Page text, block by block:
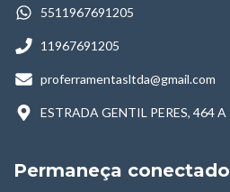
5511967691205
11967691205
proferramentasltda@gmail.com
ESTRADA GENTIL PERES, 464 A
Permaneça conectado